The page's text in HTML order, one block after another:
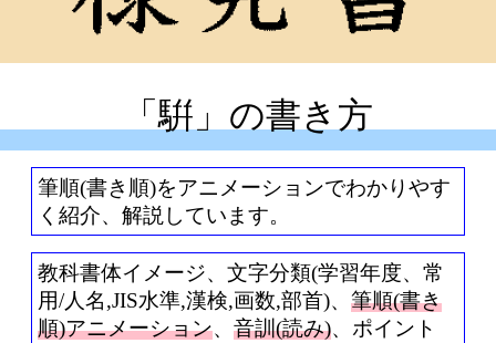
「騈」の書き方
筆順(書き順)をアニメーションでわかりやす
く紹介、解説しています。
教科書体イメージ、文字分類(学習年度、常
用/人名,JIS水準,漢検,画数,部首)、 筆順(書き
順)アニメーション、 音訓(読み)、ポイント